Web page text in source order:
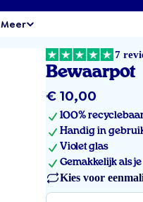
Meer
7
Bewaarpot
Normale
prijs
€ 10,00
100%
Handig in
Violet glas
Gemakkelijk als
Kies voor